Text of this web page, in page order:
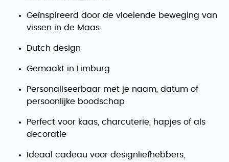
Geïnspireerd door de vloeiende beweging van
vissen in de Maas
Dutch design
Gemaakt in Limburg
Personaliseerbaar met je naam, datum of
persoonlijke boodschap
Perfect voor kaas, charcuterie, hapjes of als
decoratie
Ideaal cadeau voor designliefhebbers,